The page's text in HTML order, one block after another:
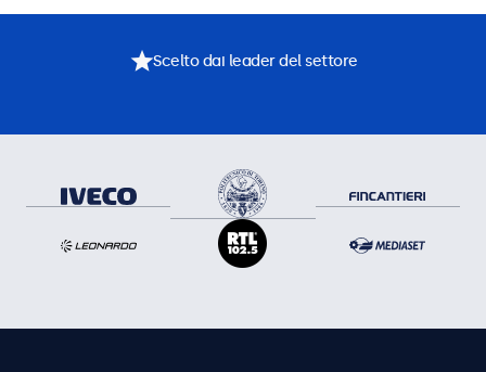
Scelto dai leader del settore